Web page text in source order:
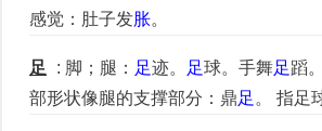
感觉：肚子发胀。
足 : 脚；腿： 足迹。 足球。手舞足蹈
部形状像腿的支撑部分：鼎足 。 指足